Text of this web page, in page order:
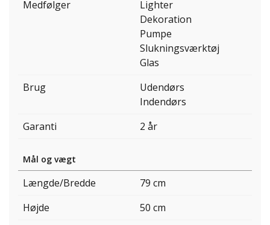
Medfølger
Lighter
Dekoration
Pumpe
Slukningsværktøj
Glas
Brug
Udendørs
Indendørs
Garanti
2 år
Mål og vægt
Længde/Bredde
79 cm
Højde
50 cm